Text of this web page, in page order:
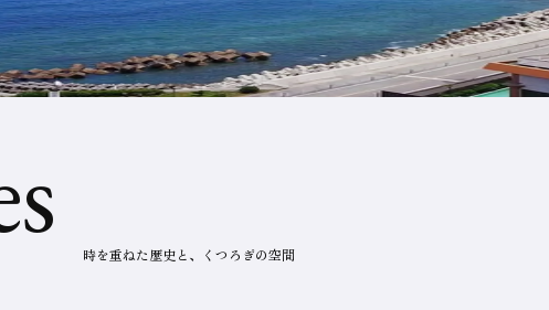
時を重ねた歴史と、くつろぎの空間